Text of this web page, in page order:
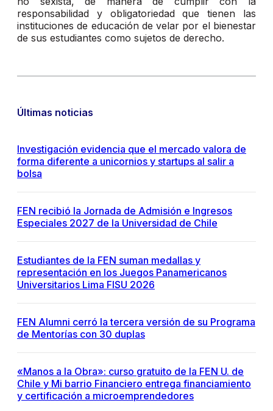
responsabilidad y obligatoriedad que tienen las
instituciones de educación de velar por el bienestar
de sus estudiantes como sujetos de derecho.
Últimas noticias
Investigación evidencia que el mercado valora de
forma diferente a unicornios y startups al salir a
bolsa
FEN recibió la Jornada de Admisión e Ingresos
Especiales 2027 de la Universidad de Chile
Estudiantes de la FEN suman medallas y
representación en los Juegos Panamericanos
Universitarios Lima FISU 2026
FEN Alumni cerró la tercera versión de su Programa
de Mentorías con 30 duplas
«Manos a la Obra»: curso gratuito de la FEN U. de
Chile y Mi barrio Financiero entrega financiamiento
y certificación a microemprendedores